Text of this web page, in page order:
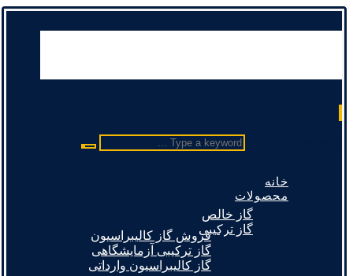
خانه
محصولات
گاز خالص
گاز ترکیبیفروش گاز کالیبراسیون
گاز ترکیبی آزمایشگاهی
گاز کالیبراسیون وارداتی